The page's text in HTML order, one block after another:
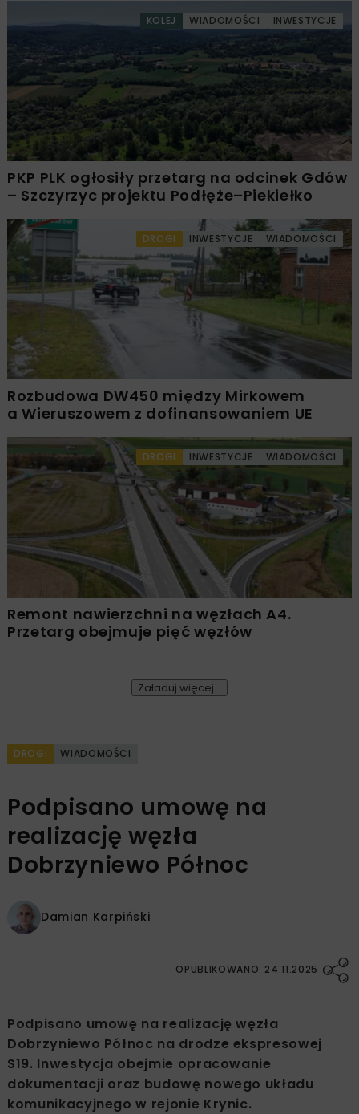
KOLEJ WIADOMOŚCI INWESTYCJE
PKP PLK ogłosiły przetarg na odcinek Gdów
– Szczyrzyc projektu Podłęże–Piekiełko
DROGI INWESTYCJE WIADOMOŚCI
Rozbudowa DW450 między Mirkowem
a Wieruszowem z dofinansowaniem UE
DROGI INWESTYCJE WIADOMOŚCI
Remont nawierzchni na węzłach A4.
Przetarg obejmuje pięć węzłów
Załaduj więcej...
DROGI WIADOMOŚCI
Podpisano umowę na
realizację węzła
Dobrzyniewo Północ
Damian Karpiński
OPUBLIKOWANO: 24.11.2025
Podpisano umowę na realizację węzła
Dobrzyniewo Północ na drodze ekspresowej
S19. Inwestycja obejmie opracowanie
dokumentacji oraz budowę nowego układu
komunikacyjnego w rejonie Krynic.